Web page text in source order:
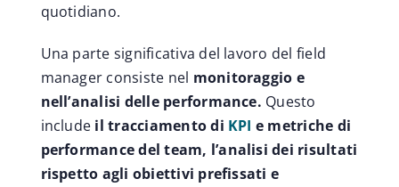
quotidiano.
Una parte significativa del lavoro del field
manager consiste nel monitoraggio e
nell’analisi delle performance. Questo
include il tracciamento di KPI e metriche di
performance del team, l’analisi dei risultati
rispetto agli obiettivi prefissati e